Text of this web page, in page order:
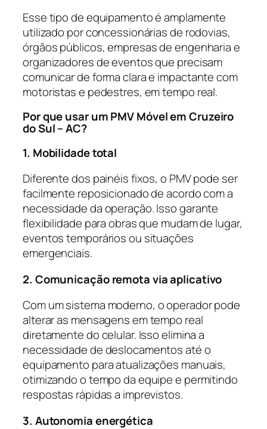
Esse tipo de equipamento é amplamente
utilizado por concessionárias de rodovias,
órgãos públicos, empresas de engenharia e
organizadores de eventos que precisam
comunicar de forma clara e impactante com
motoristas e pedestres, em tempo real.
Por que usar um PMV Móvel em Cruzeiro
do Sul – AC?
1. Mobilidade total
Diferente dos painéis fixos, o PMV pode ser
facilmente reposicionado de acordo com a
necessidade da operação. Isso garante
flexibilidade para obras que mudam de lugar,
eventos temporários ou situações
emergenciais.
2. Comunicação remota via aplicativo
Com um sistema moderno, o operador pode
alterar as mensagens em tempo real
diretamente do celular. Isso elimina a
necessidade de deslocamentos até o
equipamento para atualizações manuais,
otimizando o tempo da equipe e permitindo
respostas rápidas a imprevistos.
3. Autonomia energética